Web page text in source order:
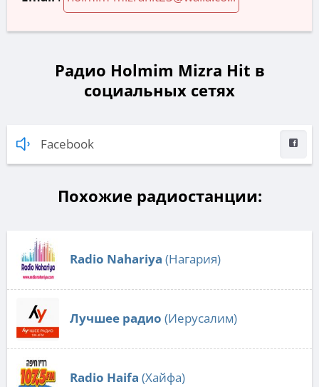
Радио Holmim Mizra Hit в
социальных сетях
Facebook
Похожие радиостанции:
Radio Nahariya (Нагария)
Лучшее радио (Иерусалим)
Radio Haifa (Хайфа)